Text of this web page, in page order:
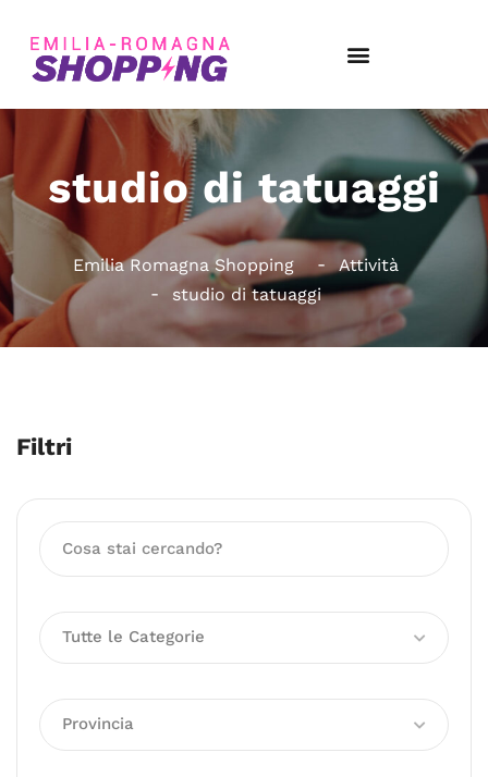
studio di tatuaggi
Emilia Romagna Shopping
Attività
studio di tatuaggi
Filtri
Tutte le Categorie
Provincia